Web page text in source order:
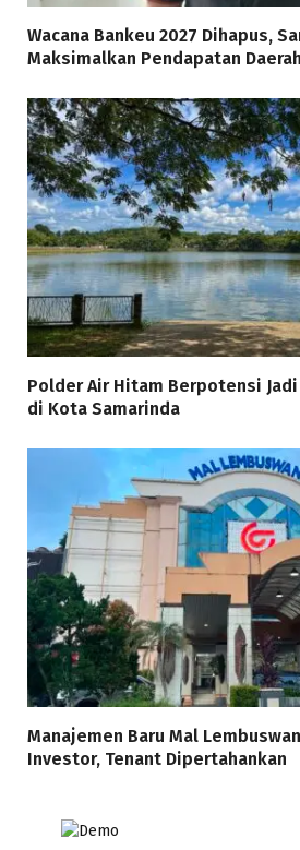
Wacana Bankeu 2027 Dihapus,
Maksimalkan Pendapatan Daerah
Polder Air Hitam Berpotensi Jadi
di Kota Samarinda
Manajemen Baru Mal
Investor, Tenant Dipertahankan